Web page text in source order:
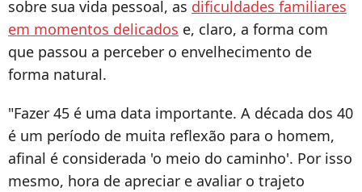
sobre sua vida pessoal, as dificuldades familiares
em momentos delicados e, claro, a forma com
que passou a perceber o envelhecimento de
forma natural.
"Fazer 45 é uma data importante. A década dos 40
é um período de muita reflexão para o homem,
afinal é considerada 'o meio do caminho'. Por isso
mesmo, hora de apreciar e avaliar o trajeto